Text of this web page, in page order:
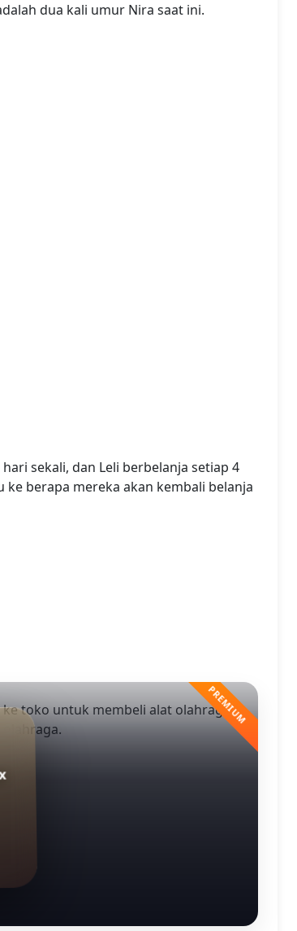
dua kali umur Nira saat ini.
sekali, dan Leli berbelanja setiap 4
ke berapa mereka akan kembali belanja
toko untuk membeli alat olahraga.